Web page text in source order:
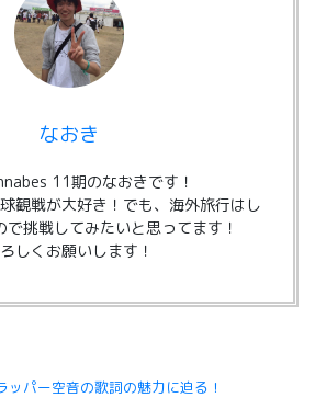
なおき
11期のなおきです！
観戦が大好き！でも、海外旅行はし
で挑戦してみたいと思ってます！
しくお願いします！
パー空音の歌詞の魅力に迫る！